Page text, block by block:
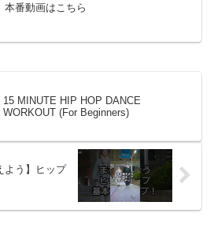
本番動画はこちら
15 MINUTE HIP HOP DANCE
WORKOUT (For Beginners)
よう】ヒップ